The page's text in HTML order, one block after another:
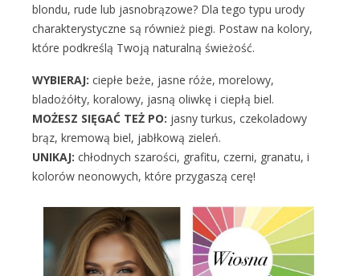
blondu, rude lub jasnobrązowe? Dla tego typu urody
charakterystyczne są również piegi. Postaw na kolory,
które podkreślą Twoją naturalną świeżość.
WYBIERAJ: ciepłe beże, jasne róże, morelowy,
bladożółty, koralowy, jasną oliwkę i ciepłą biel.
MOŻESZ SIĘGAĆ TEŻ PO: jasny turkus, czekoladowy
brąz, kremową biel, jabłkową zieleń.
UNIKAJ: chłodnych szarości, grafitu, czerni, granatu, i
kolorów neonowych, które przygaszą cerę!